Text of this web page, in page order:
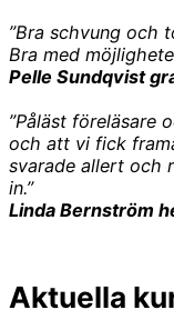
”Bra schvung och
Bra med
Pelle Sundqvist
”Påläst föreläsare
och att vi fick
svarade allert och
in.”
Linda Bernström
Aktuella